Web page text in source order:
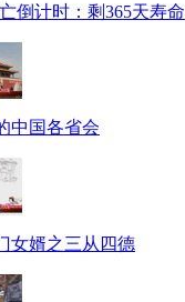
倒计时：剩365天寿命
中国各省会
女婿之三从四德